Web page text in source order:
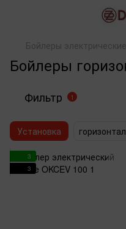
Бойлеры электрические
Бойлеры
Фильтр 1
Установка
3
3